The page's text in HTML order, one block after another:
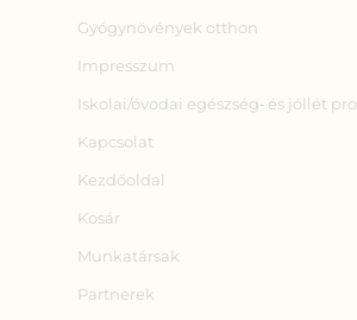
Gyógynövények otthon
Impresszum
Iskolai/óvodai egészség‑ és jóllét
Kapcsolat
Kezdőoldal
Kosár
Munkatársak
Partnerek